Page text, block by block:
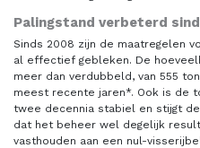
Palingstand verbeterd
Sinds 2008 zijn de maatregelen
al effectief gebleken. De
meer dan verdubbeld, van 555
meest recente jaren*. Ook is de
twee decennia stabiel en stijgt
dat het beheer wel degelijk
vasthouden aan een nul-